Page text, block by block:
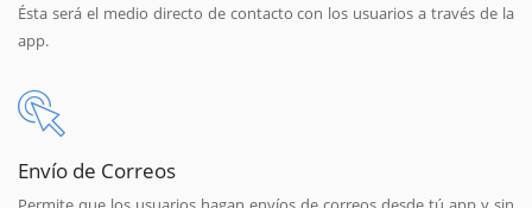
Ésta será el medio directo de contacto con los usuarios a través de la
app.
Envío de Correos